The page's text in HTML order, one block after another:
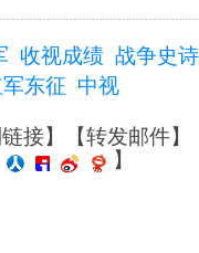
收视成绩 战争史诗
东征 中视
接】【转发邮件】
】